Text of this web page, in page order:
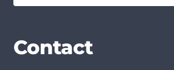
Diensten
Branches
Contact